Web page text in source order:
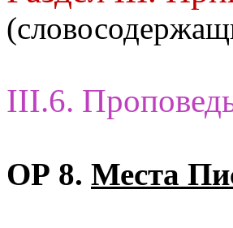
III.6.
ОР 8. Места